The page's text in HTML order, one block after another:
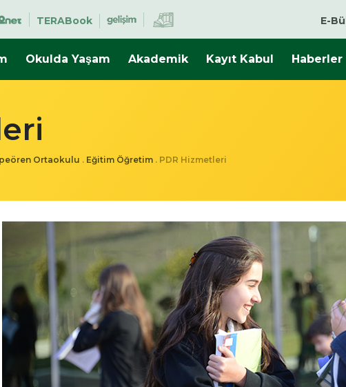
TERABook E-
Okulda Yaşam Akademik Kayıt Kabul Haberler
Ortaokulu . Eğitim Öğretim . PDR Hizmetleri